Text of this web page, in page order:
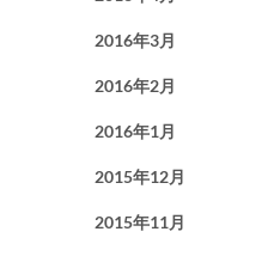
2016年3月
2016年2月
2016年1月
2015年12月
2015年11月